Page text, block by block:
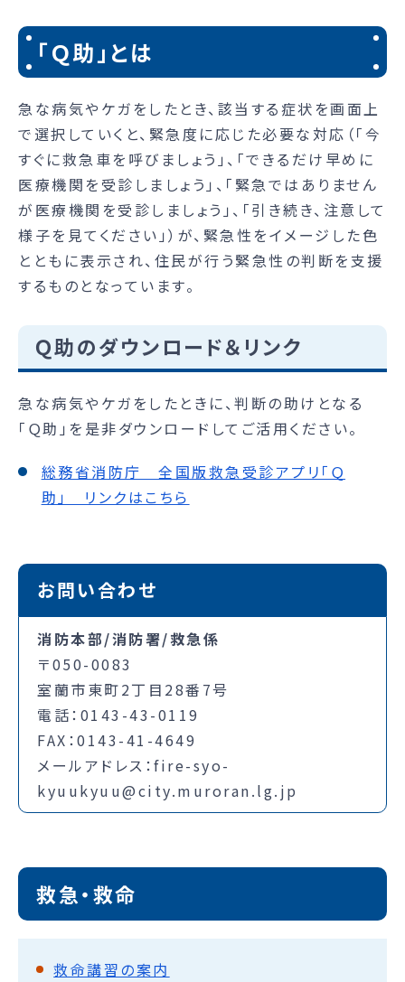
「Ｑ助」とは
急な病気やケガをしたとき、該当する症状を画面上
で選択していくと、緊急度に応じた必要な対応（「今
すぐに救急車を呼びましょう」、「できるだけ早めに
医療機関を受診しましょう」、「緊急ではありません
が医療機関を受診しましょう」、「引き続き、注意して
様子を見てください」）が、緊急性をイメージした色
とともに表示され、住民が行う緊急性の判断を支援
するものとなっています。
Ｑ助のダウンロード＆リンク
急な病気やケガをしたときに、判断の助けとなる
「Ｑ助」を是非ダウンロードしてご活用ください。
総務省消防庁 全国版救急受診アプリ「Ｑ
助」 リンクはこちら
お問い合わせ
消防本部/消防署/救急係
〒050-0083
室蘭市東町2丁目28番7号
電話：0143-43-0119
FAX：0143-41-4649
メールアドレス：fire-syo-
kyuukyuu@city.muroran.lg.jp
救急・救命
救命講習の案内